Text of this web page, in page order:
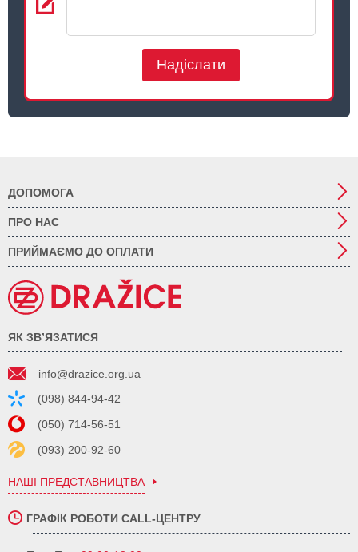
Надіслати
ДОПОМОГА
ПРО НАС
ПРИЙМАЄМО ДО ОПЛАТИ
ЯК ЗВ’ЯЗАТИСЯ
info@drazice.org.ua
(098) 844-94-42
(050) 714-56-51
(093) 200-92-60
НАШІ ПРЕДСТАВНИЦТВА
ГРАФІК РОБОТИ CALL-ЦЕНТРУ